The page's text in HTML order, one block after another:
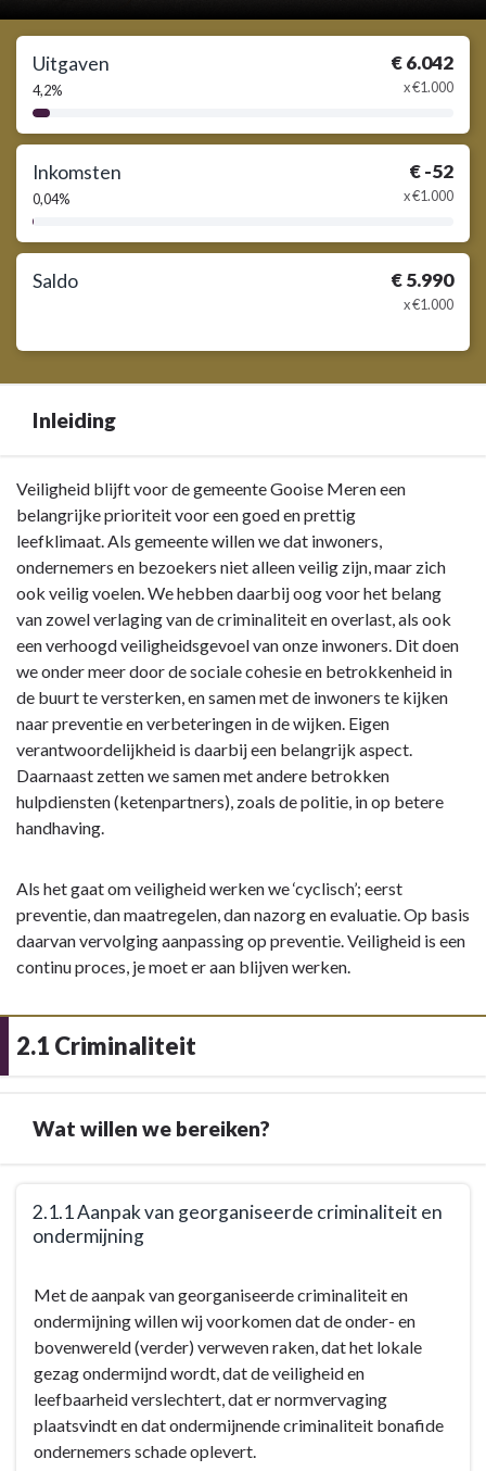
Uitgaven
4,2%
€ 6.042
x €1.000
4,2%
Inkomsten
0,04%
€ -52
x €1.000
0,04%
Saldo € 5.990
x €1.000
Inleiding
Terug
naar
navigatie
Programma
Veiligheid
Inleiding
Veiligheid blijft voor de gemeente Gooise Meren een
belangrijke prioriteit voor een goed en prettig
leefklimaat. Als gemeente willen we dat inwoners,
ondernemers en bezoekers niet alleen veilig zijn, maar zich
ook veilig voelen. We hebben daarbij oog voor het belang
van zowel verlaging van de criminaliteit en overlast, als ook
een verhoogd veiligheidsgevoel van onze inwoners. Dit doen
we onder meer door de sociale cohesie en betrokkenheid in
de buurt te versterken, en samen met de inwoners te kijken
naar preventie en verbeteringen in de wijken. Eigen
verantwoordelijkheid is daarbij een belangrijk aspect.
Daarnaast zetten we samen met andere betrokken
hulpdiensten (ketenpartners), zoals de politie, in op betere
handhaving.
Als het gaat om veiligheid werken we ‘cyclisch’; eerst
preventie, dan maatregelen, dan nazorg en evaluatie. Op basis
daarvan vervolging aanpassing op preventie. Veiligheid is een
continu proces, je moet er aan blijven werken.
2.1 Criminaliteit
Wat willen we bereiken?
navigatie
Criminaliteit
Doelstellingen
2.1.1 Aanpak van georganiseerde criminaliteit en
ondermijning
naar
navigatie
2.1
Criminaliteit
Doelstellingen
Met de aanpak van georganiseerde criminaliteit en
ondermijning willen wij voorkomen dat de onder- en
bovenwereld (verder) verweven raken, dat het lokale
gezag ondermijnd wordt, dat de veiligheid en
leefbaarheid verslechtert, dat er normvervaging
plaatsvindt en dat ondermijnende criminaliteit bonafide
ondernemers schade oplevert.